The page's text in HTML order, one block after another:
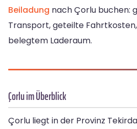
Beiladung nach Çorlu buchen:
Transport, geteilte
belegtem Laderaum.
Çorlu im Überblick
Çorlu liegt in der Provinz